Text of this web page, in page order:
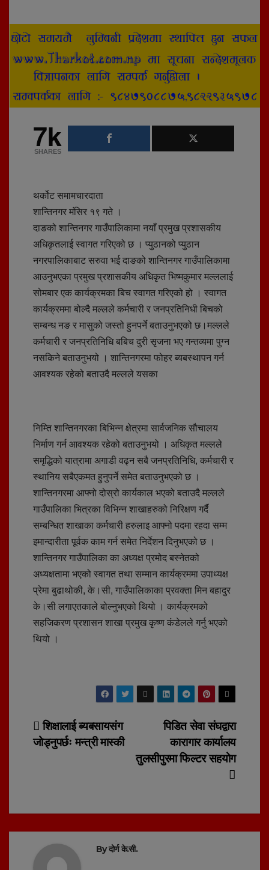
7k
SHARES
थर्कोट समामचारदाता
शान्तिनगर मंसिर १९ गते ।
दाङको शान्तिनगर गाउँपालिकामा नयाँ प्रमुख प्रशासकीय
अधिकृतलाई स्वागत गरिएको छ । प्युठानको प्युठान
नगरपालिकाबाट सरुवा भई दाङको शान्तिनगर गाउँपालिकामा
आउनुभएका प्रमुख प्रशासकीय अधिकृत भिष्मकुमार मल्ललाई
सोमबार एक कार्यक्रमका बिच स्वागत गरिएको हो । स्वागत
कार्यक्रममा बोल्दै मल्लले कर्मचारी र जनप्रतिनिधी बिचको
सम्बन्ध नङ र मासुको जस्तो हुनपर्ने बताउनुभएको छ।मल्लले
कर्मचारी र जनप्रतिनिधि बबिच दुरी सृजना भए गन्तव्यमा पुग्न
नसकिने बताउनुभयो । शान्तिनगरमा फोहर ब्यबस्थापन गर्न
आवश्यक रहेको बताउदै मल्लले यसका
निम्ति शान्तिनगरका बिभिन्न क्षेत्रमा सार्वजनिक सौचालय
निर्माण गर्न आवश्यक रहेको बताउनुभयो । अधिकृत मल्लले
समृद्धिको यात्रामा अगाडी वढ्न सबै जनप्रतिनिधि, कर्मचारी र
स्थानिय सबैएकमत हुनुपर्ने समेत बताउनुभएको छ ।
शान्तिनगरमा आफ्नो दोस्रो कार्यकाल भएको बताउदै मल्लले
गाउँपालिका भित्रका विभिन्न शाखाहरुको निरिक्षण गर्दै
सम्बन्धित शाखाका कर्मचारी हरुलाइ आफ्नो पदमा रहदा सम्म
इमान्दारीता पूर्वक काम गर्न समेत निर्देशन दिनुभएको छ ।
शान्तिनगर गाउँपालिका का अध्यक्ष प्रमोद बस्नेतको
अध्यक्षतामा भएको स्वागत तथा सम्मान कार्यक्रममा उपाध्यक्ष
प्रेमा बुढाथोकी, के।सी, गाउँपालिकाका प्रवक्ता मिन बहादुर
के।सी लगाएतकाले बोल्नुभएको थियो । कार्यक्रमको
सहजिकरण प्रशासन शाखा प्रमुख कृष्ण कंडेलले गर्नु भएको
थियो ।
Post
navigation
पिडित सेवा संघद्वारा
कारागार कार्यालय
तुलसीपुरमा फिल्टर सहयोग
शिक्षालाई ब्यबसायसंग
जोड्नुपर्छः मन्त्री मास्की
Byदोर्ण के.सी.